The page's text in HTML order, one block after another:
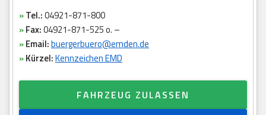
»Tel.:04921-871-800
»Fax:04921-871-525 o. –
»Email:buergerbuero@emden.de
»Kürzel:Kennzeichen EMD
FAHRZEUG ZULASSEN